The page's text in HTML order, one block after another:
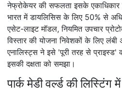
नेफ्रोकेयर की सफलता इसके
भारत में डायलिसिस के लिए 50% से
एसेट-लाइट मॉडल, नियमित उपचार
विस्तार की योजना निवेशकों के लिए
एनालिस्ट्स ने इसे 'पूरी तरह से प्राइस्ड'
इसकी दक्षता को समझा।
पार्क मेडी वर्ल्ड की लिस्टिंग